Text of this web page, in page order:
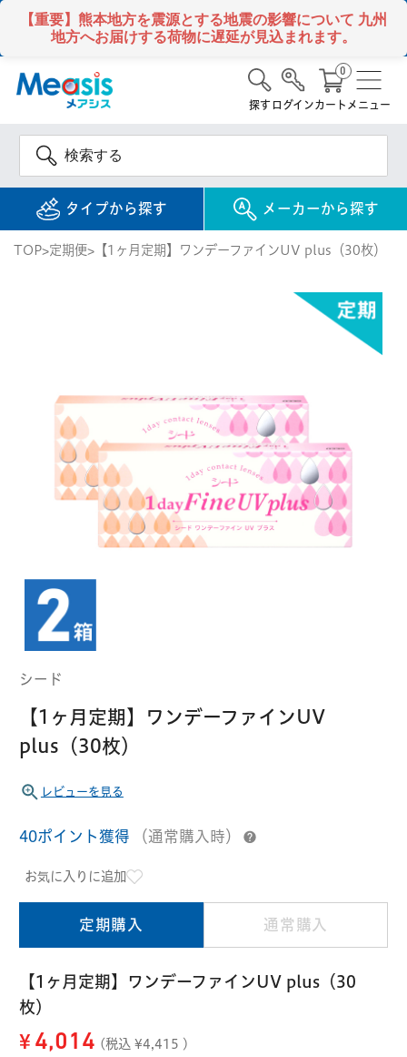
【重要】熊本地方を震源とする地震の影響について 九州
地方へお届けする荷物に遅延が見込まれます。
タイプから探す メーカーから探す
探す ログインカート
0
メニュー
1MONTH / 1ヶ月 使い捨て
乱視用コンタクトレンズ
遠近両用 コンタクトレンズ
カラー コンタクトレンズ
ハード
ソフト
ケア用品
クーパービジョン ボシュロム
日本アルコン シード
アイミー
オフテクス
INFORMATION
MYコンタクト（らくらく再購入）
はじめての方へ
おトク定期便
Myクーポン
ご利用案内
TOP 定期便 【1ヶ月定期】ワンデーファインUV plus（30枚）
シード
【1ヶ月定期】ワンデーファインUV
plus（30枚）
レビューを見る
40ポイント獲得 （通常購入時）
お気に入りに追加
定期購入 通常購入
【1ヶ月定期】ワンデーファインUV plus（30
枚）
¥ 4,014 (税込 ¥4,415 )